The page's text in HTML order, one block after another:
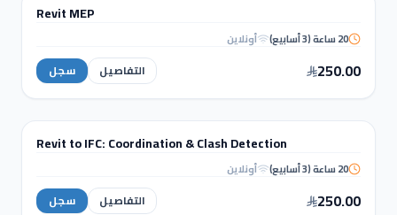
MEP
Revit MEP
20 ساعة (3 أسابيع) أونلاين
250.00 التفاصيل سجل
Revit to IFC: Coordination & Clash
نمذجة ومعلومات البناء (BIM)
Revit to IFC: Coordination & Clash Detection
20 ساعة (3 أسابيع) أونلاين
250.00 التفاصيل سجل